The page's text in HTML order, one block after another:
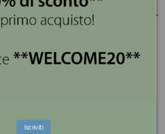
questo orologio da tavolo ovale
è un raffinato complemento
qualsiasi ambiente con
silhouette armoniosa e crema
allo sfondo floreale canvas, si
senza tempo, capace di
sia in contesti classici che
Iscriviti